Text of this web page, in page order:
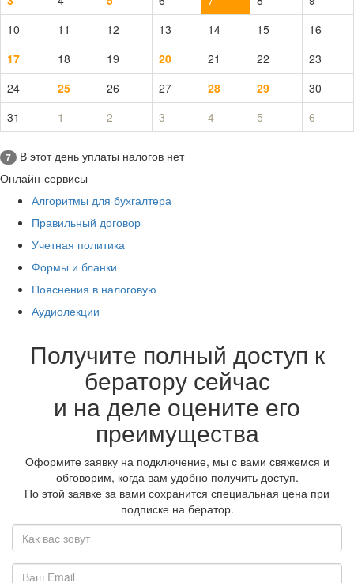
10
11 12 13 14 15
16
17
18 19 20 21 22
23
24
25 26 27 28 29
30
31
1 2 3 4 5 6
7
В этот день уплаты налогов нет
Онлайн-сервисы
Алгоритмы для бухгалтера
Правильный договор
Учетная политика
Формы и бланки
Пояснения в налоговую
Аудиолекции
Получите полный доступ к
бератору сейчас
и на деле оцените его
преимущества
Оформите заявку на подключение, мы с вами свяжемся и
обговорим, когда вам удобно получить доступ.
По этой заявке за вами сохранится специальная цена при
подписке на бератор.